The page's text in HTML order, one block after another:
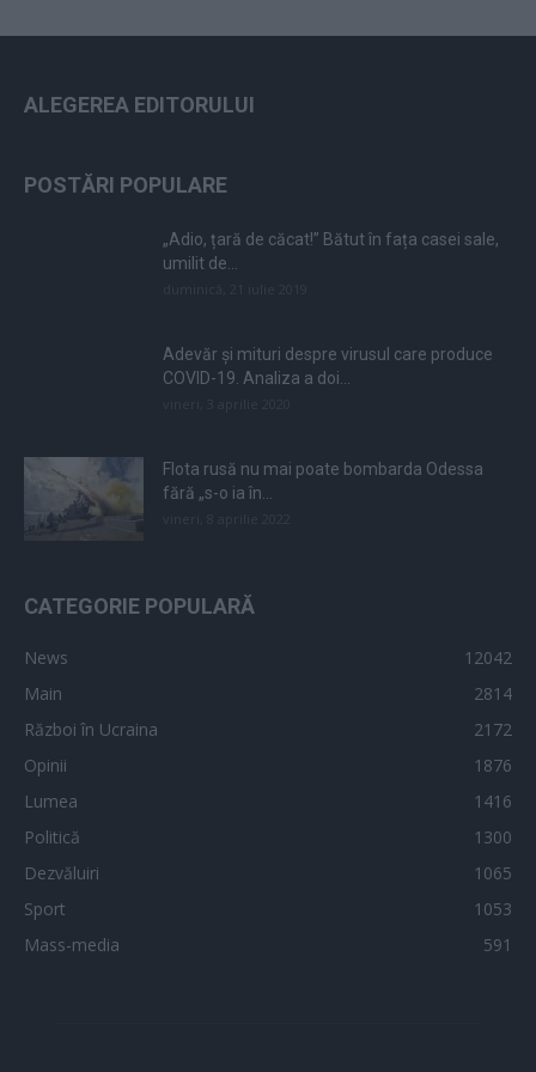
ALEGEREA EDITORULUI
POSTĂRI POPULARE
„Adio, țară de căcat!” Bătut în fața casei sale,
umilit de...
Adevăr și mituri despre virusul care produce
COVID-19. Analiza a doi...
Flota rusă nu mai poate bombarda Odessa
fără „s-o ia în...
CATEGORIE POPULARĂ
News
12042
Main
2814
Război în Ucraina
2172
Opinii
1876
Lumea
1416
Politică
1300
Dezvăluiri
1065
Sport
1053
Mass-media
591